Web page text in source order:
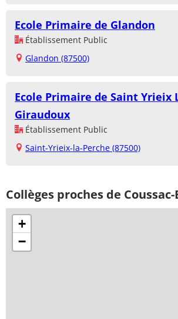
Ecole Primaire de Glandon
Établissement Public
Glandon (87500)
Ecole Primaire de Saint Yrieix
Giraudoux
Établissement Public
Saint-Yrieix-la-Perche (87500)
Collèges proches de
+
−